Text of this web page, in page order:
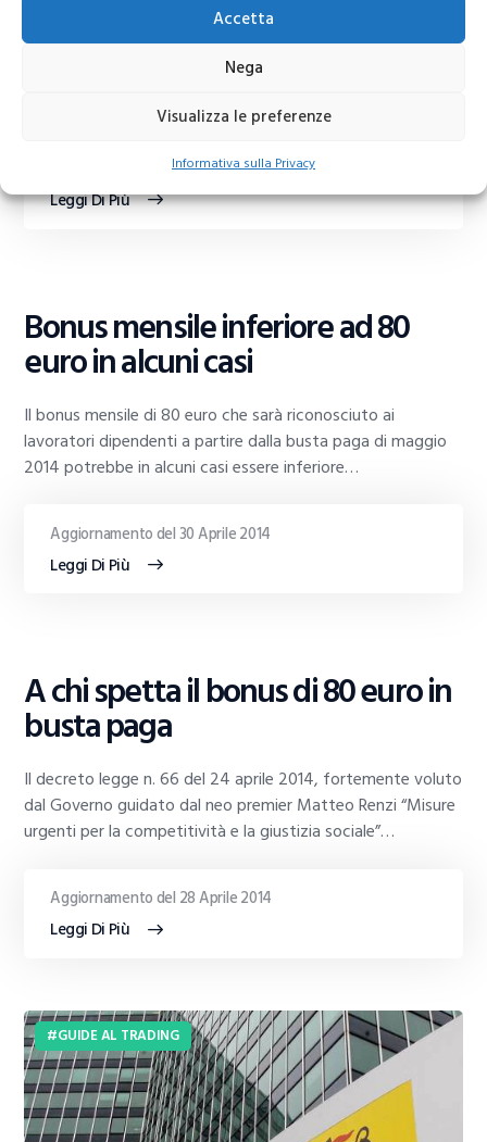
Accetta
Nega
Visualizza le preferenze
Informativa sulla Privacy
Con l’arrivo dell’euro la maggior parte delle persone ha
voluto mettere da parte qualche moneta delle vecchie lire
Leggi Di Più
Aggiornamento del 1 Maggio 2014
AL
TRADING
Bonus mensile inferiore ad 80
euro in alcuni casi
Il bonus mensile di 80 euro che sarà riconosciuto ai
lavoratori dipendenti a partire dalla busta paga di maggio
2014 potrebbe in alcuni casi essere inferiore…
Leggi Di Più
Aggiornamento del 30 Aprile 2014
AL
TRADING
A chi spetta il bonus di 80 euro in
busta paga
Il decreto legge n. 66 del 24 aprile 2014, fortemente voluto
dal Governo guidato dal neo premier Matteo Renzi “Misure
urgenti per la competitività e la giustizia sociale”…
Leggi Di Più
Aggiornamento del 28 Aprile 2014
GUIDE AL TRADING